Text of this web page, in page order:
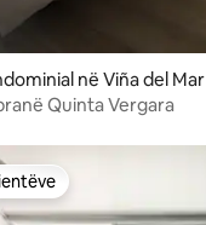
në Viña del Mar
Quinta Vergara
të klientëve